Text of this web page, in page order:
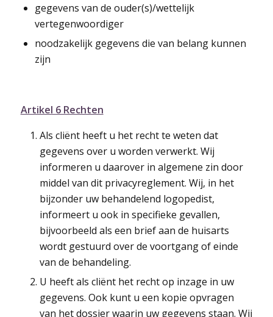
gegevens van de ouder(s)/wettelijk
vertegenwoordiger
noodzakelijk gegevens die van belang kunnen
zijn
Artikel 6 Rechten
Als cliënt heeft u het recht te weten dat
gegevens over u worden verwerkt. Wij
informeren u daarover in algemene zin door
middel van dit privacyreglement. Wij, in het
bijzonder uw behandelend logopedist,
informeert u ook in specifieke gevallen,
bijvoorbeeld als een brief aan de huisarts
wordt gestuurd over de voortgang of einde
van de behandeling.
U heeft als cliënt het recht op inzage in uw
gegevens. Ook kunt u een kopie opvragen
van het dossier waarin uw gegevens staan. Wij